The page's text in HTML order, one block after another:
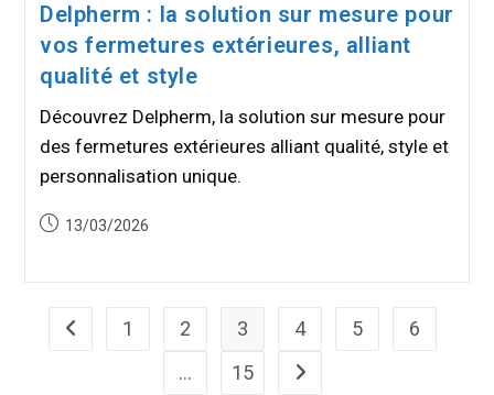
Delpherm : la solution sur mesure pour
vos fermetures extérieures, alliant
qualité et style
Découvrez Delpherm, la solution sur mesure pour
des fermetures extérieures alliant qualité, style et
personnalisation unique.
Publication
13/03/2026
Go to the previous page
1 2 3 4 5
6
…
15 Aller à la page suivante